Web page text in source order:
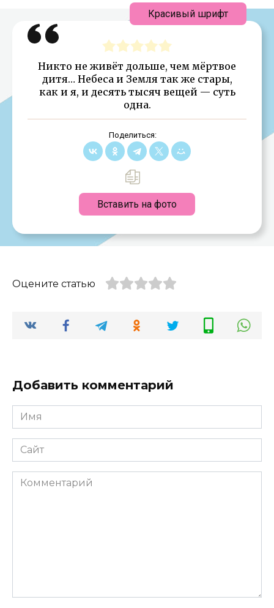
Никто не живёт дольше, чем мёртвое
дитя… Небеса и Земля так же стары,
как и я, и десять тысяч вещей — суть
одна.
Поделиться:
Вставить на фото
Красивый шрифт
Оцените статью
Добавить комментарий
Имя
*
Сайт
Комментарий